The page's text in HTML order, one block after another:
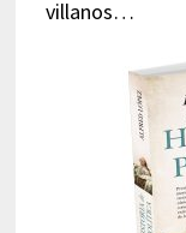
villanos…